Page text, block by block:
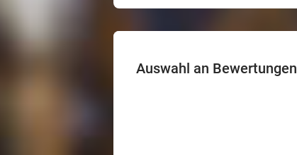
Auswahl an Bewertungen